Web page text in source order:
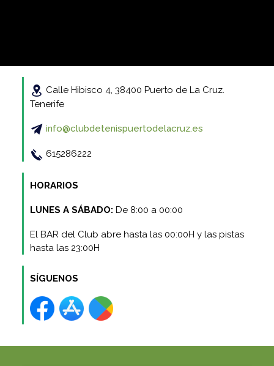
Calle Hibisco 4, 38400 Puerto de La Cruz.
Tenerife
info@clubdetenispuertodelacruz.es
615286222
HORARIOS
LUNES A SÁBADO: De 8:00 a 00:00
El BAR del Club abre hasta las 00:00H y las pistas
hasta las 23:00H
SÍGUENOS